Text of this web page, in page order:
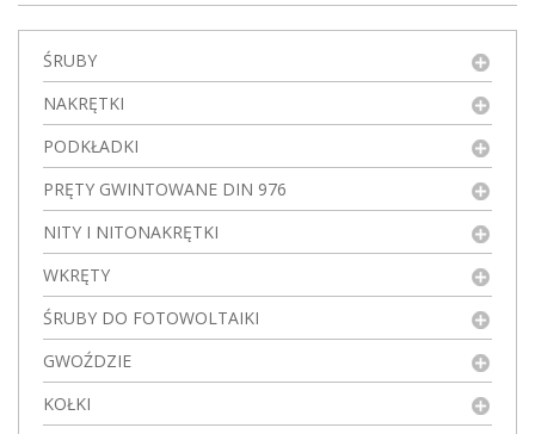
ŚRUBY
NAKRĘTKI
PODKŁADKI
PRĘTY GWINTOWANE DIN 976
NITY I NITONAKRĘTKI
WKRĘTY
ŚRUBY DO FOTOWOLTAIKI
GWOŹDZIE
KOŁKI